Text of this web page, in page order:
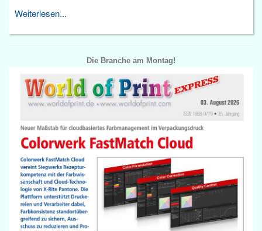
Weiterlesen...
Die Branche am Montag!